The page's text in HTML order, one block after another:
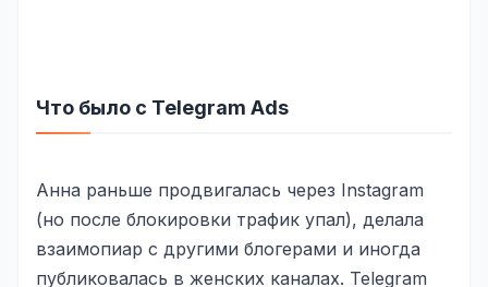
Интеграции и API
Чат-боты
Что было с Telegram Ads
Анна раньше продвигалась через Instagram
(но после блокировки трафик упал), делала
взаимопиар с другими блогерами и иногда
публиковалась в женских каналах. Telegram